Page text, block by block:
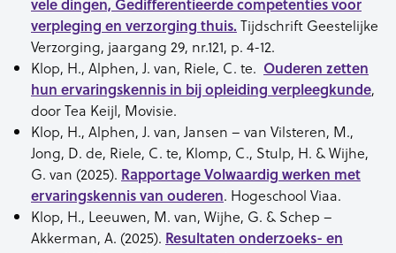
verpleging en verzorging thuis. Tijdschrift Geestelijke
Verzorging, jaargang 29, nr.121, p. 4-12.
Klop, H., Alphen, J. van, Riele, C. te. Ouderen zetten
hun ervaringskennis in bij opleiding verpleegkunde,
door Tea Keijl, Movisie.
Klop, H., Alphen, J. van, Jansen – van Vilsteren, M.,
Jong, D. de, Riele, C. te, Klomp, C., Stulp, H. & Wijhe,
G. van (2025). Rapportage Volwaardig werken met
ervaringskennis van ouderen. Hogeschool Viaa.
Klop, H., Leeuwen, M. van, Wijhe, G. & Schep –
Akkerman, A. (2025). Resultaten onderzoeks- en